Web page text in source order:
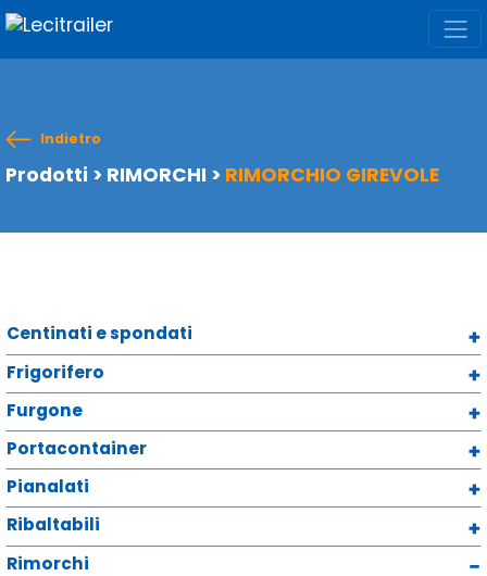
Indietro
Prodotti > RIMORCHI > RIMORCHIO GIREVOLE
Centinati e spondati
Frigorifero
Furgone
Portacontainer
Pianalati
Ribaltabili
Rimorchi